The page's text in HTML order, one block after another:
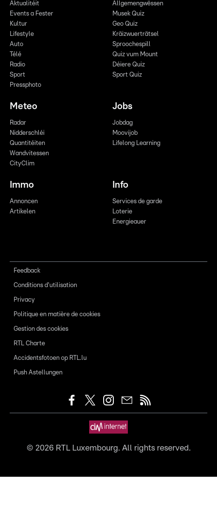
Aktualitéit
Events a Fester
Kultur
Lifestyle
Auto
Télé
Radio
Sport
Pressphoto
Allgemengwëssen
Musek Quiz
Geo Quiz
Kräizwuerträtsel
Sproochespill
Quiz vum Mount
Déiere Quiz
Sport Quiz
Meteo
Radar
Nidderschléi
Quantitéiten
Wandvitessen
CityClim
Jobs
Jobdag
Moovijob
Lifelong Learning
Immo
Annoncen
Artikelen
Info
Services de garde
Loterie
Energieauer
Feedback
Conditions d'utilisation
Privacy
Politique en matière de cookies
Gestion des cookies
RTL Charte
Accidentsfotoen op RTL.lu
Push Astellungen
© 2026RTL Luxembourg. All rights reserved.